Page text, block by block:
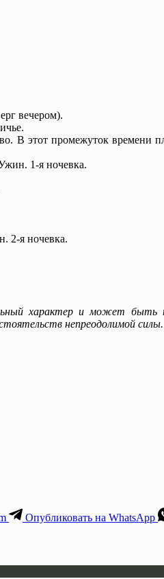
вечером).
В этот промежуток времени
1-я ночевка.
2-я ночевка.
характер и может быть
непреодолимой силы.
Опубликовать на WhatsApp